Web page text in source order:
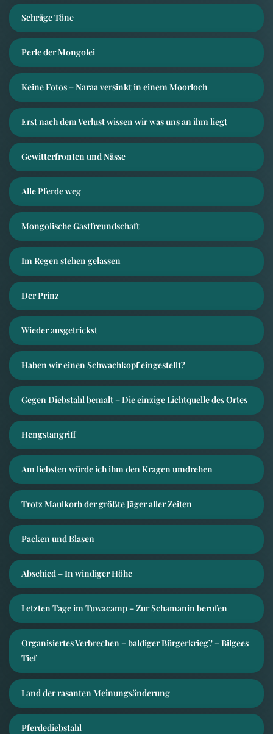
Schräge Töne
Perle der Mongolei
Keine Fotos – Naraa versinkt in einem Moorloch
Erst nach dem Verlust wissen wir was uns an ihm liegt
Gewitterfronten und Nässe
Alle Pferde weg
Mongolische Gastfreundschaft
Im Regen stehen gelassen
Der Prinz
Wieder ausgetrickst
Haben wir einen Schwachkopf eingestellt?
Gegen Diebstahl bemalt – Die einzige Lichtquelle des Ortes
Hengstangriff
Am liebsten würde ich ihm den Kragen umdrehen
Trotz Maulkorb der größte Jäger aller Zeiten
Packen und Blasen
Abschied – In windiger Höhe
Letzten Tage im Tuwacamp – Zur Schamanin berufen
Organisiertes Verbrechen – baldiger Bürgerkrieg? – Bilgees
Tief
Land der rasanten Meinungsänderung
Pferdediebstahl